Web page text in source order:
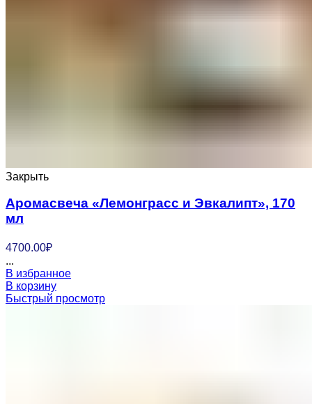
Закрыть
Аромасвеча «Лемонграсс и Эвкалипт», 170
мл
4700.00₽
...
В избранное
В корзину
Быстрый просмотр